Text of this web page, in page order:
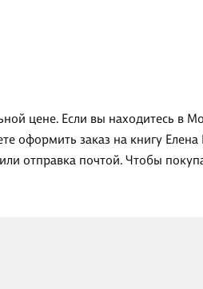
цене. Если вы находитесь в
оформить заказ на книгу
отправка почтой. Чтобы